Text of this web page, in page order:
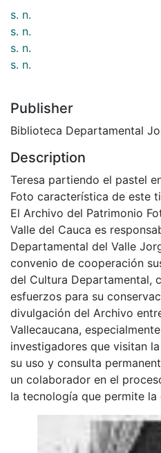
s. n.
s. n.
s. n.
s. n.
Publisher
Biblioteca Departamental
Description
Teresa partiendo el pastel
Foto característica de este
El Archivo del Patrimonio
Valle del Cauca es
Departamental del Valle
convenio de cooperación
del Cultura Departamental,
esfuerzos para su
divulgación del Archivo
Vallecaucana,
investigadores que visitan
su uso y consulta
un colaborador en el
la tecnología que permite la